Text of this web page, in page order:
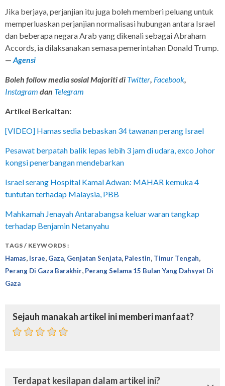
Jika berjaya, perjanjian itu juga boleh memberi peluang untuk
memperluaskan perjanjian normalisasi hubungan antara Israel
dan beberapa negara Arab yang dikenali sebagai Abraham
Accords, ia dilaksanakan semasa pemerintahan Donald Trump.
— Agensi
Boleh follow media sosial Majoriti di Twitter, Facebook,
Instagram dan Telegram
Artikel Berkaitan:
[VIDEO] Hamas sedia bebaskan 34 tawanan perang Israel
Pesawat berpatah balik lepas lebih 3 jam di udara, exco Johor
kongsi penerbangan mendebarkan
Israel serang Hospital Kamal Adwan: MAHAR kemuka 4
tuntutan terhadap Malaysia, PBB
Mahkamah Jenayah Antarabangsa keluar waran tangkap
terhadap Benjamin Netanyahu
TAGS / KEYWORDS :
Hamas, Israe, Gaza, Genjatan Senjata, Palestin, Timur Tengah,
Perang Di Gaza Barakhir, Perang Selama 15 Bulan Yang Dahsyat Di
Gaza
Sejauh manakah artikel ini memberi manfaat?
Terdapat kesilapan dalam artikel ini?